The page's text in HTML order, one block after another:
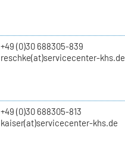
+49 (0)30 688305-839
reschke(at)servicecenter-khs.de
+49 (0)30 688305-813
kaiser(at)servicecenter-khs.de